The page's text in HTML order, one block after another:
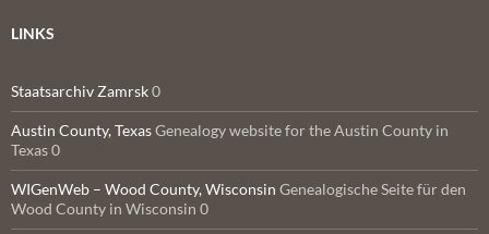
LINKS
Staatsarchiv Zamrsk0
Austin County, TexasGenealogy website for the Austin County in
Texas 0
WIGenWeb – Wood County, Wisconsin Genealogische Seite für den
Wood County in Wisconsin 0